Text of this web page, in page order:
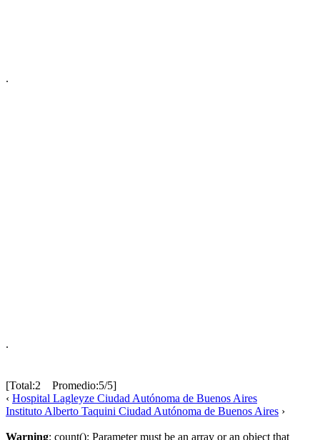
.
.
[Total:2 Promedio:5/5]
‹ Hospital Lagleyze Ciudad Autónoma de Buenos Aires
Instituto Alberto Taquini Ciudad Autónoma de Buenos Aires ›
Warning: count(): Parameter must be an array or an object that